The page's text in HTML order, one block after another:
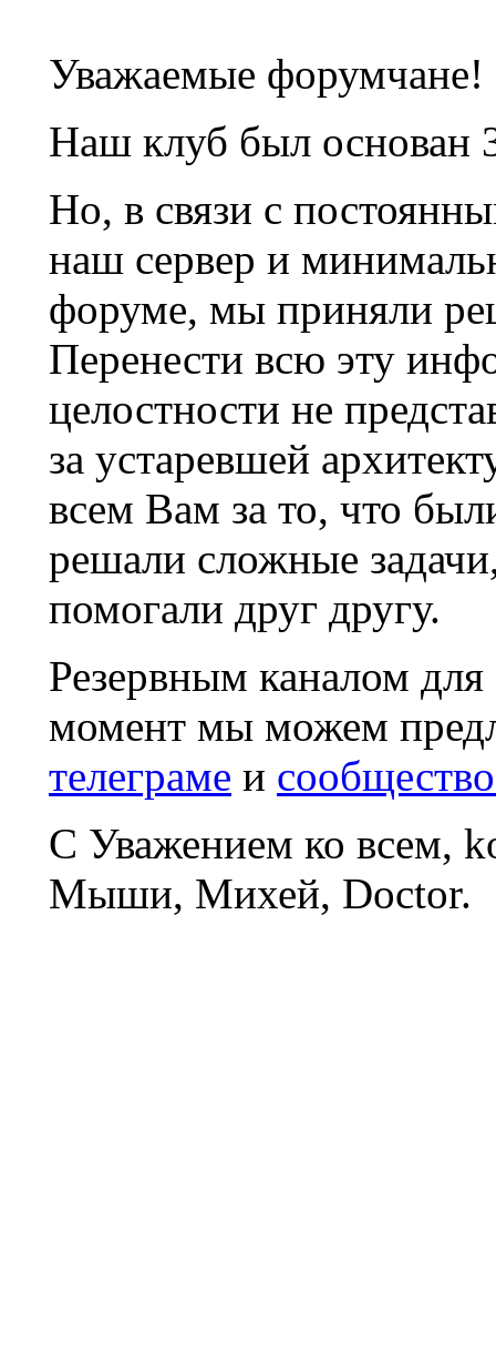
Уважаемые форумчане!
Наш клуб был основан
Но, в связи с
наш сервер и
форуме, мы приняли
Перенести всю эту
целостности не
за устаревшей
всем Вам за то, что
решали сложные
помогали друг другу.
Резервным каналом
момент мы можем
телеграме и
С Уважением ко всем,
Мыши, Михей, Doctor.